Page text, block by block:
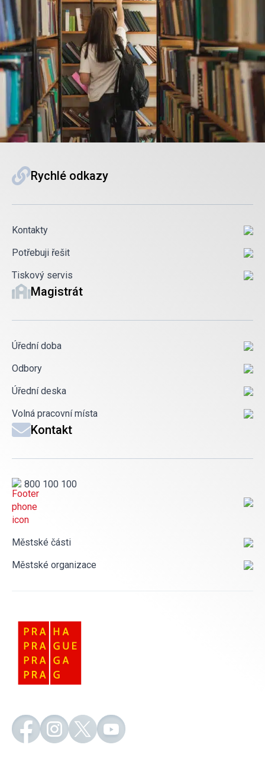
Rychlé odkazy
Kontakty
Potřebuji řešit
Tiskový servis
Magistrát
Úřední doba
Odbory
Úřední deska
Volná pracovní místa
Kontakt
800 100 100
Městské části
Městské organizace